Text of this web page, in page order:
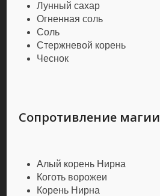
Лунный сахар
Огненная соль
Соль
Стержневой корень
Чеснок
Сопротивление магии
Алый корень Нирна
Коготь ворожеи
Корень Нирна